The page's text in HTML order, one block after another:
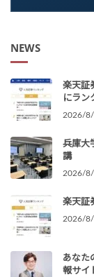
NEWS
楽天証
にラン
2026/
兵庫大
講
2026/
楽天証
2026/
あなた
報サイ